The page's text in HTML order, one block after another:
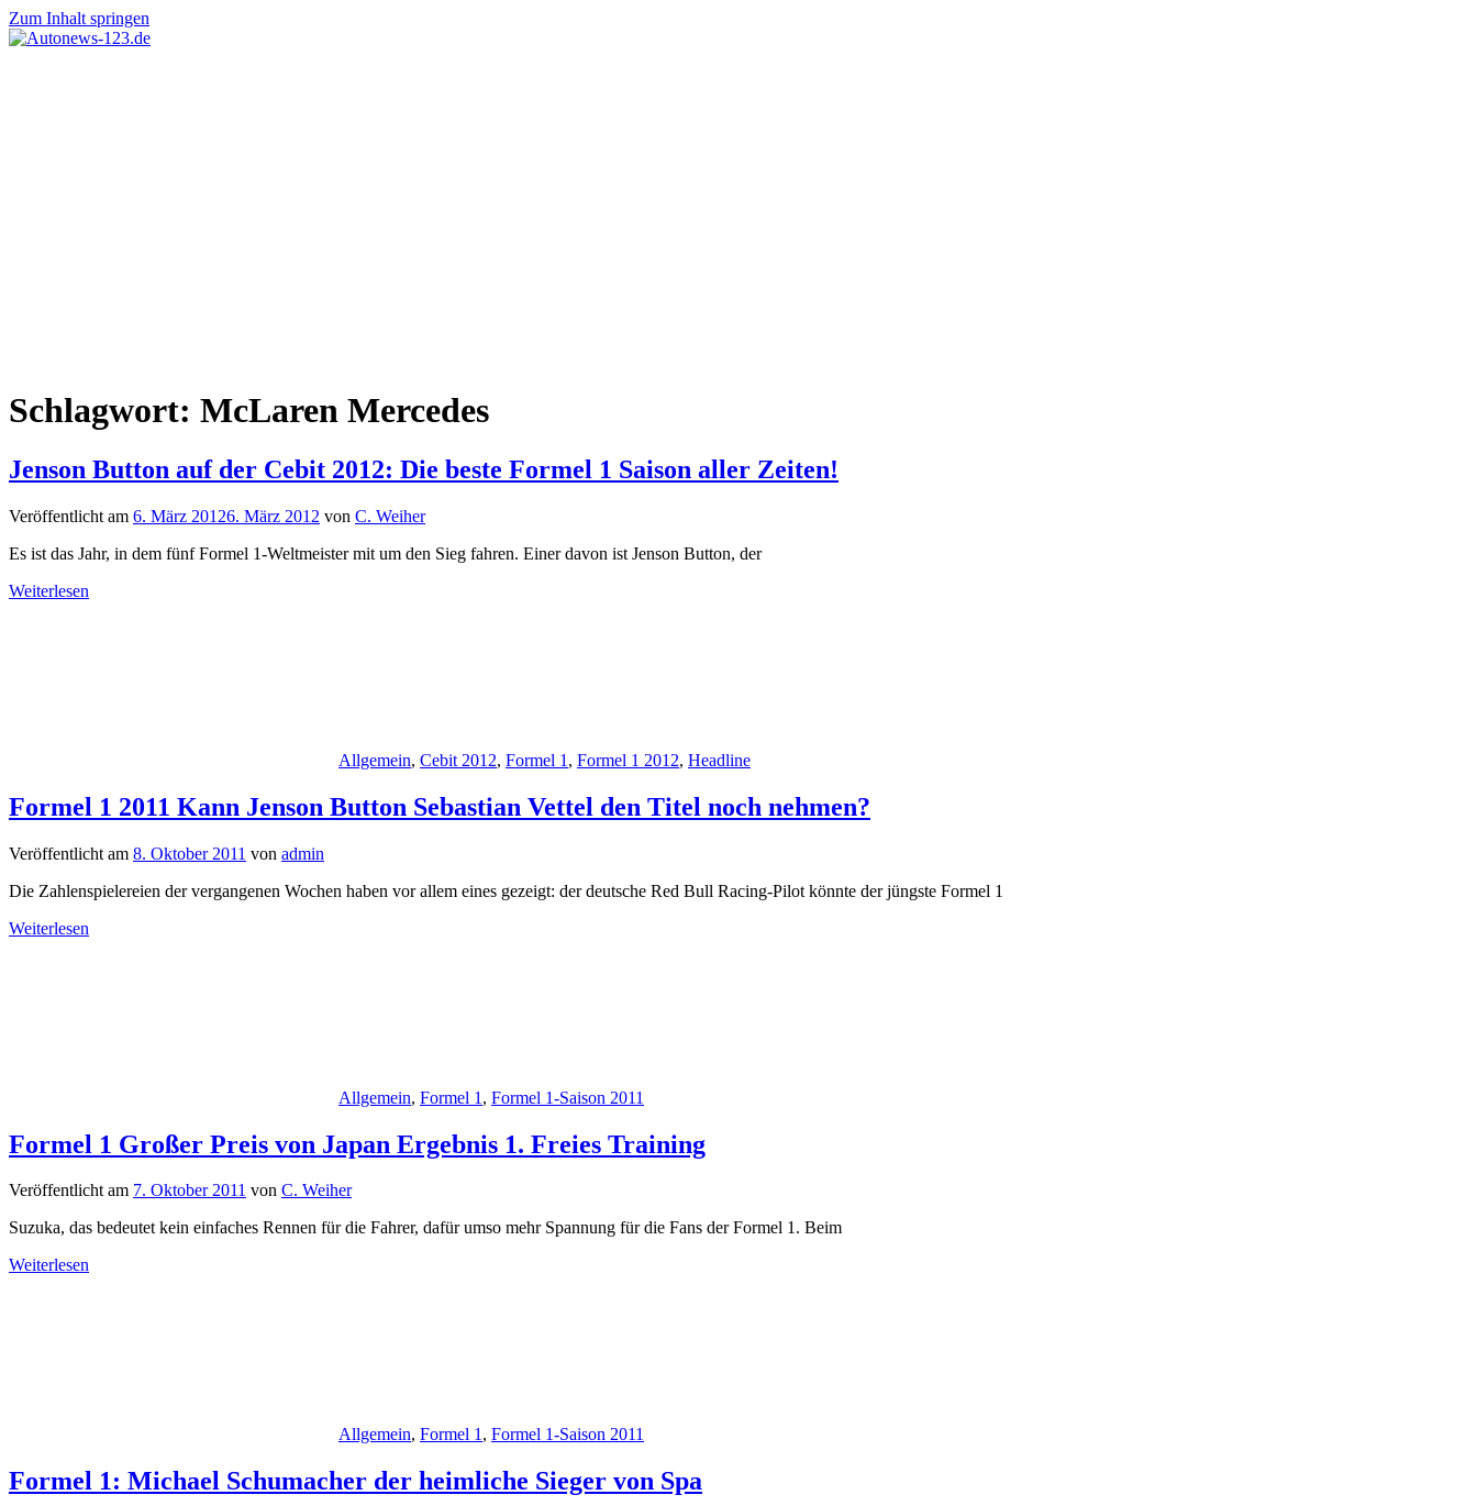
Zum Inhalt springen
Schlagwort: McLaren Mercedes
Jenson Button auf der Cebit 2012: Die beste Formel 1 Saison aller Zeiten!
Veröffentlicht am 6. März 20126. März 2012 von C. Weiher
Es ist das Jahr, in dem fünf Formel 1-Weltmeister mit um den Sieg fahren. Einer davon ist Jenson Button, der
Weiterlesen
Allgemein, Cebit 2012, Formel 1 , Formel 1 2012, Headline
Formel 1 2011 Kann Jenson Button Sebastian Vettel den Titel noch nehmen?
Veröffentlicht am 8. Oktober 2011 von admin
Die Zahlenspielereien der vergangenen Wochen haben vor allem eines gezeigt: der deutsche Red Bull Racing-Pilot könnte der jüngste Formel 1
Weiterlesen
Allgemein, Formel 1 , Formel 1-Saison 2011
Formel 1 Großer Preis von Japan Ergebnis 1. Freies Training
Veröffentlicht am 7. Oktober 2011 von C. Weiher
Suzuka, das bedeutet kein einfaches Rennen für die Fahrer, dafür umso mehr Spannung für die Fans der Formel 1. Beim
Weiterlesen
Allgemein, Formel 1, Formel 1-Saison 2011
Formel 1: Michael Schumacher der heimliche Sieger von Spa